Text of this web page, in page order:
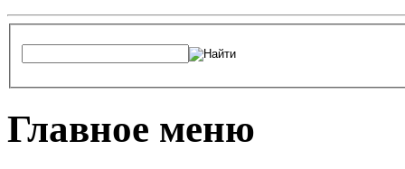
Главное меню